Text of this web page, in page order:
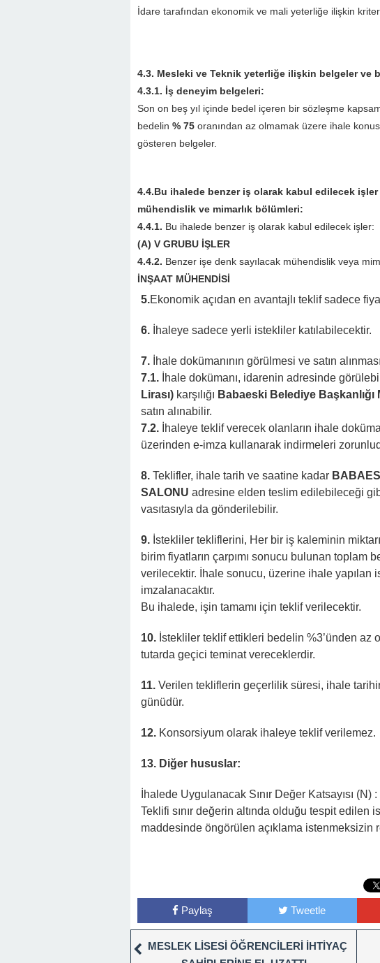
İdare tarafından ekonomik ve mali yeterliğe ilişkin
4.3. Mesleki ve Teknik yeterliğe ilişkin belgeler ve
4.3.1. İş deneyim belgeleri:
Son on beş yıl içinde bedel içeren bir sözleşme
bedelin % 75 oranından az olmamak üzere ihale
gösteren belgeler.
4.4.Bu ihalede benzer iş olarak kabul edilecek
mühendislik ve mimarlık bölümleri:
4.4.1. Bu ihalede benzer iş olarak kabul edilecek işler:
(A) V GRUBU İŞLER
4.4.2. Benzer işe denk sayılacak mühendislik veya
İNŞAAT MÜHENDİSİ
5.Ekonomik açıdan en avantajlı teklif sadece
6. İhaleye sadece yerli istekliler katılabilecektir.
7. İhale dokümanının görülmesi ve satın
7.1. İhale dokümanı, idarenin adresinde
Lirası) karşılığı Babaeski Belediye
satın alınabilir.
7.2. İhaleye teklif verecek olanların ihale
üzerinden e-imza kullanarak indirmeleri
8. Teklifler, ihale tarih ve saatine kadar
SALONU adresine elden teslim edilebileceği
vasıtasıyla da gönderilebilir.
9. İstekliler tekliflerini, Her bir iş kaleminin
birim fiyatların çarpımı sonucu bulunan toplam
verilecektir. İhale sonucu, üzerine ihale yapılan
imzalanacaktır.
Bu ihalede, işin tamamı için teklif verilecektir.
10. İstekliler teklif ettikleri bedelin %3’ünden
tutarda geçici teminat vereceklerdir.
11. Verilen tekliflerin geçerlilik süresi, ihale
günüdür.
12. Konsorsiyum olarak ihaleye teklif verilemez.
13. Diğer hususlar:
İhalede Uygulanacak Sınır Değer Katsayısı (N) :
Teklifi sınır değerin altında olduğu tespit
maddesinde öngörülen açıklama istenmeksizin
Paylaş Tweetle
MESLEK LİSESİ ÖĞRENCİLERİ İHTİYAÇ